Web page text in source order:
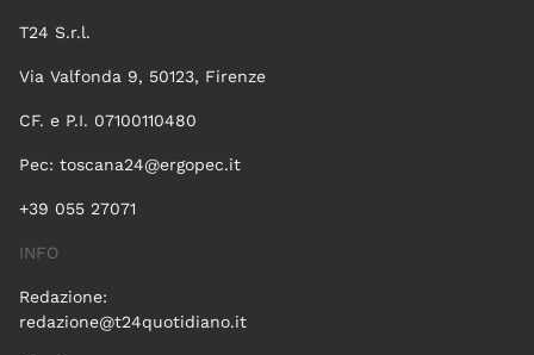
T24 S.r.l.
Via Valfonda 9, 50123, Firenze
CF. e P.I. 07100110480
Pec: toscana24@ergopec.it
+39 055 27071
INFO
Redazione:
redazione@t24quotidiano.it